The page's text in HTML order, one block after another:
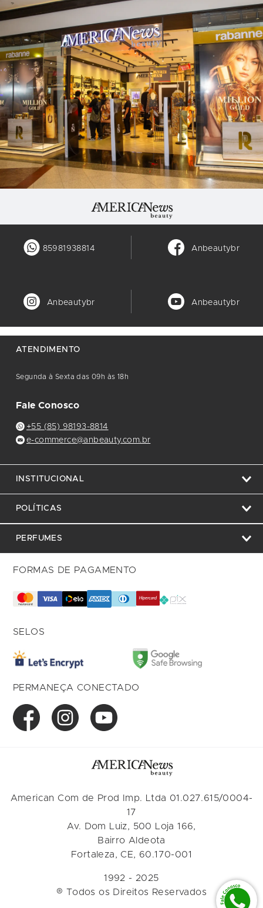
85981938814 Anbeautybr
Anbeautybr Anbeautybr
ATENDIMENTO
Segunda à Sexta das 09h às 18h
Fale Conosco
+55 (85) 98193-8814
e-commerce@anbeauty.com.br
INSTITUCIONAL
POLÍTICAS
PERFUMES
FORMAS DE PAGAMENTO
SELOS
PERMANEÇA CONECTADO
American Com de Prod Imp. Ltda 01.027.615/0004-
17
Av. Dom Luiz, 500 Loja 166,
Bairro Aldeota
Fortaleza, CE, 60.170-001
1992 - 2025
® Todos os Direitos Reservados